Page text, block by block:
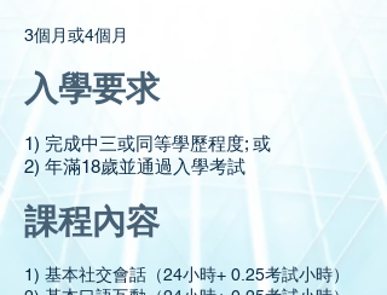
3個月或4個月
入學要求
1) 完成中三或同等學歷程度; 或
2) 年滿18歲並通過入學考試
課程內容
1) 基本社交會話（24小時+ 0.25考試小時）